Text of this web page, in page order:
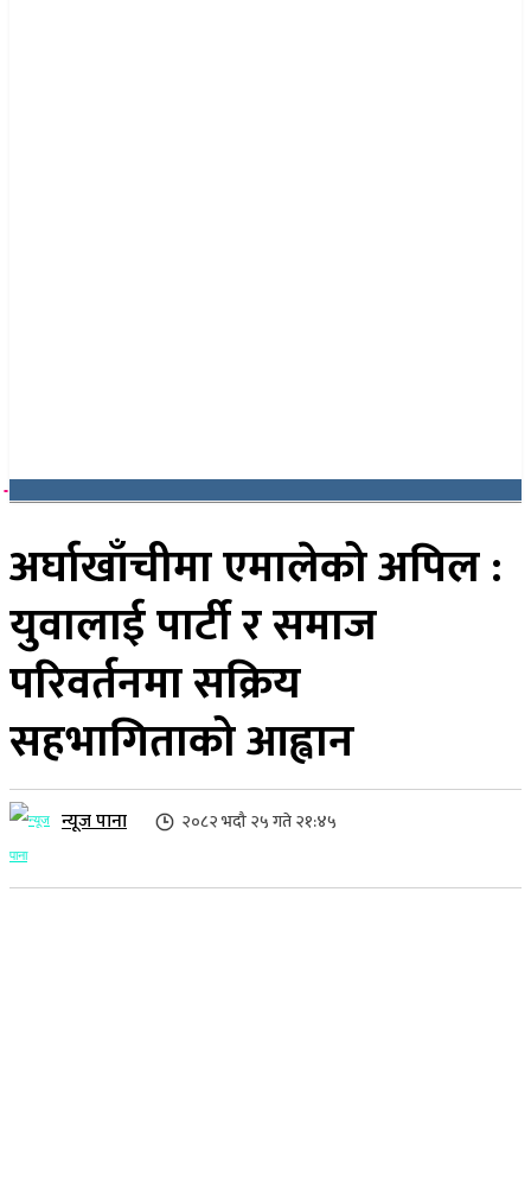
अर्घाखाँचीमा एमालेको अपिल :
युवालाई पार्टी र समाज
परिवर्तनमा सक्रिय
सहभागिताको आह्वान
न्यूज पाना २०८२ भदौ २५ गते २१:४५